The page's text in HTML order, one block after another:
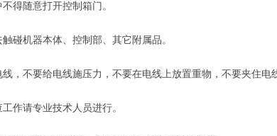
随意打开控制箱门。
机器本体、控制部、其它附属品。
不要给电线施压力，不要在电线上放置重物，不要夹住电
请专业技术人员进行。